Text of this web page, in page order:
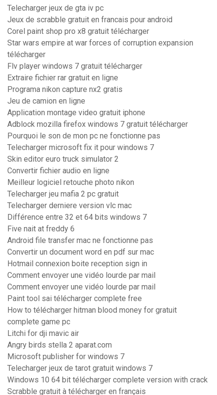
Telecharger jeux de gta iv pc
Jeux de scrabble gratuit en francais pour android
Corel paint shop pro x8 gratuit télécharger
Star wars empire at war forces of corruption expansion
télécharger
Flv player windows 7 gratuit télécharger
Extraire fichier rar gratuit en ligne
Programa nikon capture nx2 gratis
Jeu de camion en ligne
Application montage video gratuit iphone
Adblock mozilla firefox windows 7 gratuit télécharger
Pourquoi le son de mon pc ne fonctionne pas
Telecharger microsoft fix it pour windows 7
Skin editor euro truck simulator 2
Convertir fichier audio en ligne
Meilleur logiciel retouche photo nikon
Telecharger jeu mafia 2 pc gratuit
Telecharger derniere version vlc mac
Différence entre 32 et 64 bits windows 7
Five nait at freddy 6
Android file transfer mac ne fonctionne pas
Convertir un document word en pdf sur mac
Hotmail connexion boite reception sign in
Comment envoyer une vidéo lourde par mail
Comment envoyer une vidéo lourde par mail
Paint tool sai télécharger complete free
How to télécharger hitman blood money for gratuit
complete game pc
Litchi for dji mavic air
Angry birds stella 2 aparat.com
Microsoft publisher for windows 7
Telecharger jeux de tarot gratuit windows 7
Windows 10 64 bit télécharger complete version with crack
Scrabble gratuit à télécharger en français